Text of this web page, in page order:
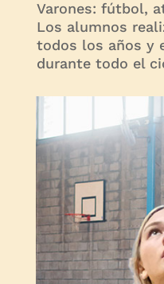
Varones: fútbol,
Los alumnos
todos los años y
durante todo el